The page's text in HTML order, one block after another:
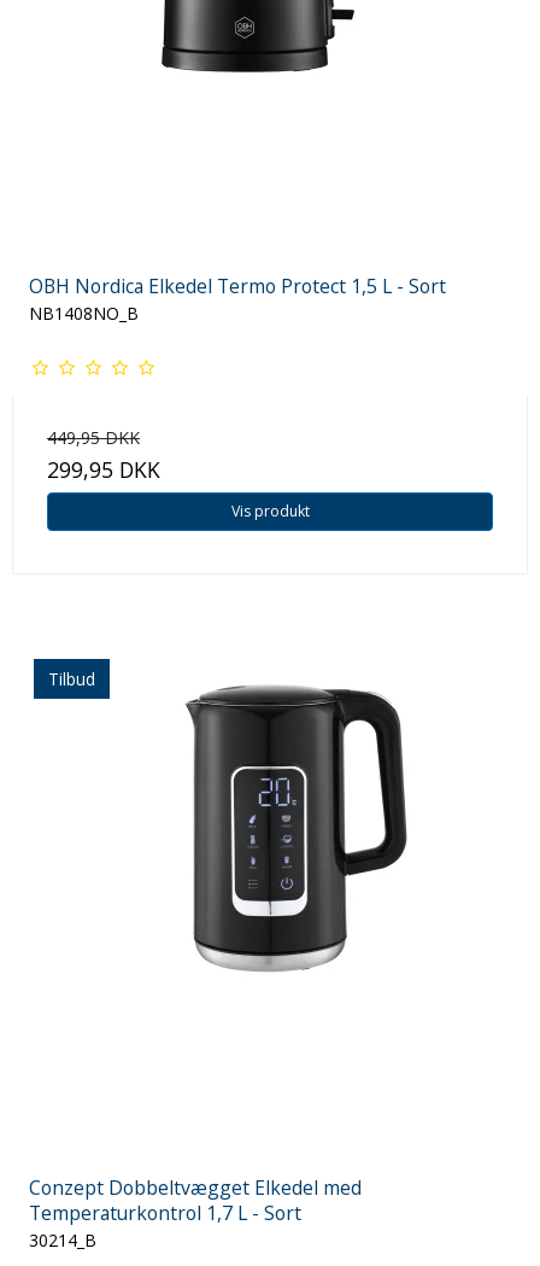
OBH Nordica Elkedel Termo Protect 1,5 L - Sort
NB1408NO_B
449,95 DKK
299,95 DKK
Vis produkt
Tilbud
Conzept Dobbeltvægget Elkedel med
Temperaturkontrol 1,7 L - Sort
30214_B